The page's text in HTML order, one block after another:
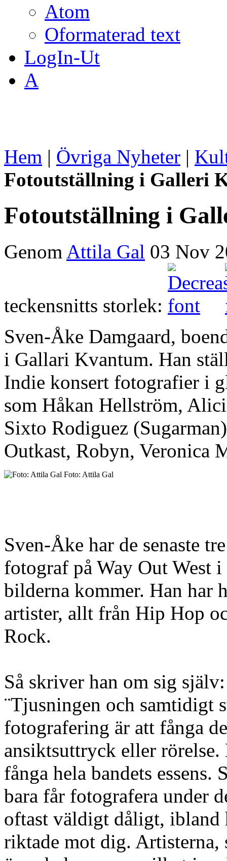
Atom
Oformaterad text
LogIn-Ut
A
Hem | Övriga Nyheter |
Fotoutställning i Galleri
Fotoutställning i
Genom Attila Gal 03 Nov
teckensnitts storlek:
Sven-Åke Damgaard,
i Gallari Kvantum. Han
Indie konsert fotografier i
som Håkan Hellström,
Sixto Rodiguez
Outkast, Robyn, Veronica
Foto: Attila Gal
Sven-Åke har de senaste
fotograf på Way Out West
bilderna kommer. Han har
artister, allt från Hip Hop
Rock.
Så skriver han om sig själv:
¨Tjusningen och samtidigt
fotografering är att fånga
ansiktsuttryck eller rörelse.
fånga hela bandets
bara får fotografera under
oftast väldigt dåligt,
riktade mot dig. Artisterna,